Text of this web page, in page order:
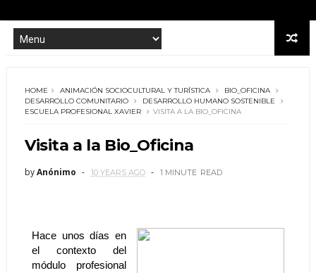
HOME ANIMACIÓN SOCIOCULTURAL Y TURÍSTICA
BIO_OFICINA
DESARROLLO COMUNITARIO
DESARROLLO HUMANO SOSTENIBLE
ESCUELA PROFESIONAL XAVIER
VISITA A LA BIO_OFICINA
Visita a la Bio_Oficina
byAnónimo 10 YEARS AGO 1 MINUTE READ
Hace unos días en
el contexto del